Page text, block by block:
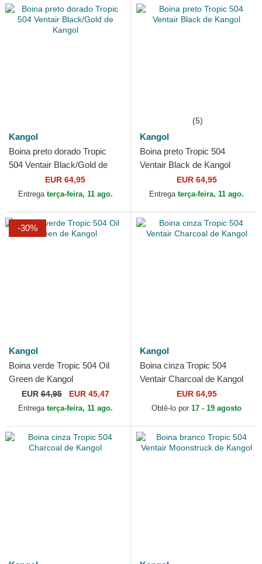
Kangol
Boina preto dorado Tropic
504 Ventair Black/Gold de
EUR 64,95
Entrega terça-feira, 11 ago.
(5)
Kangol
Boina preto Tropic 504
Ventair Black de Kangol
EUR 64,95
Entrega terça-feira, 11 ago.
-30%
Kangol
Boina verde Tropic 504 Oil
Green de Kangol
EUR64,95 EUR 45,47
Entrega terça-feira, 11 ago.
Kangol
Boina cinza Tropic 504
Ventair Charcoal de Kangol
EUR 64,95
Obtê-lo por 17 - 19 agosto